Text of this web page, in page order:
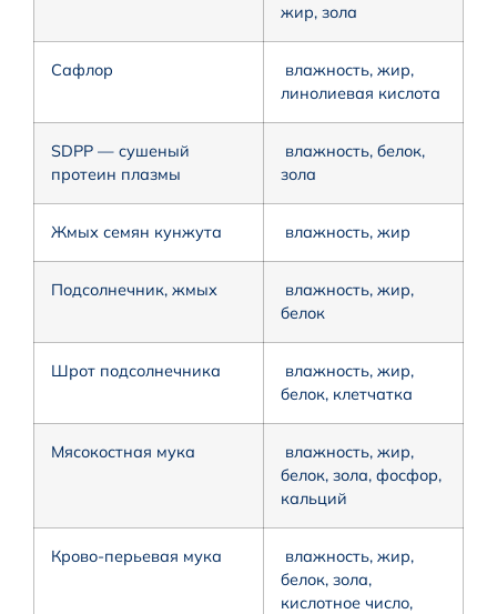
жир, зола
Сафлор
влажность, жир,
линолиевая кислота
SDPP — cушеный
протеин плазмы
влажность, белок,
зола
Жмых семян кунжута влажность, жир
Подсолнечник, жмых
влажность, жир,
белок
Шрот подсолнечника
влажность, жир,
белок, клетчатка
Мясокостная мука
влажность, жир,
белок, зола, фосфор,
кальций
Крово-перьевая мука
влажность, жир,
белок, зола,
кислотное число,